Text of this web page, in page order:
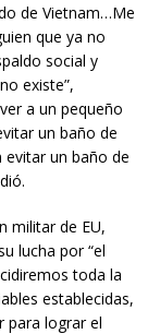
de Vietnam…Me
que ya no
social y
existe”,
a un pequeño
un baño de
evitar un baño de
militar de EU,
lucha por “el
toda la
establecidas,
para lograr el